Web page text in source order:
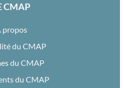
CMAP
propos
du CMAP
du CMAP
du CMAP